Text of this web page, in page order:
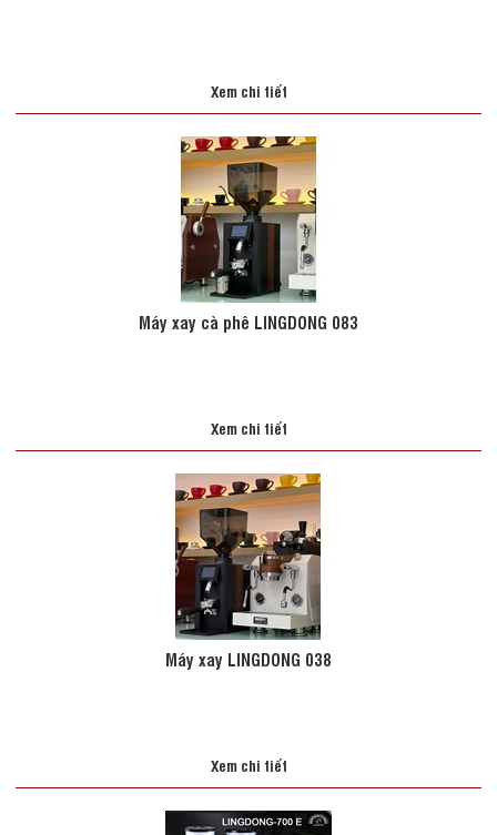
Xem chi tiết
Máy xay cà phê LINGDONG 083
Xem chi tiết
Máy xay LINGDONG 038
Xem chi tiết